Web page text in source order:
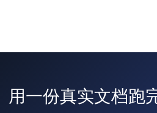
用一份真实文档跑